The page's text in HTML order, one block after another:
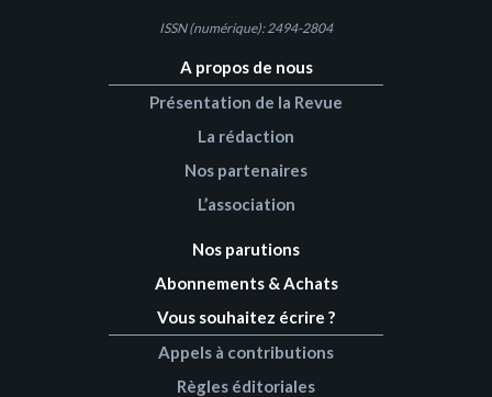
ISSN (numérique): 2494-2804
A propos de nous
Présentation de la Revue
La rédaction
Nos partenaires
L’association
Nos parutions
Abonnements & Achats
Vous souhaitez écrire ?
Appels à contributions
Règles éditoriales